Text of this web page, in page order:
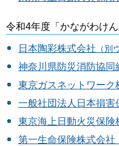
令和4年度「かながわけん
日本陶彩株式会社 （別
神奈川県防災消防協同
東京ガスネットワーク
一般社団法人日本損害
東京海上日動火災保険
第一生命保険株式会社